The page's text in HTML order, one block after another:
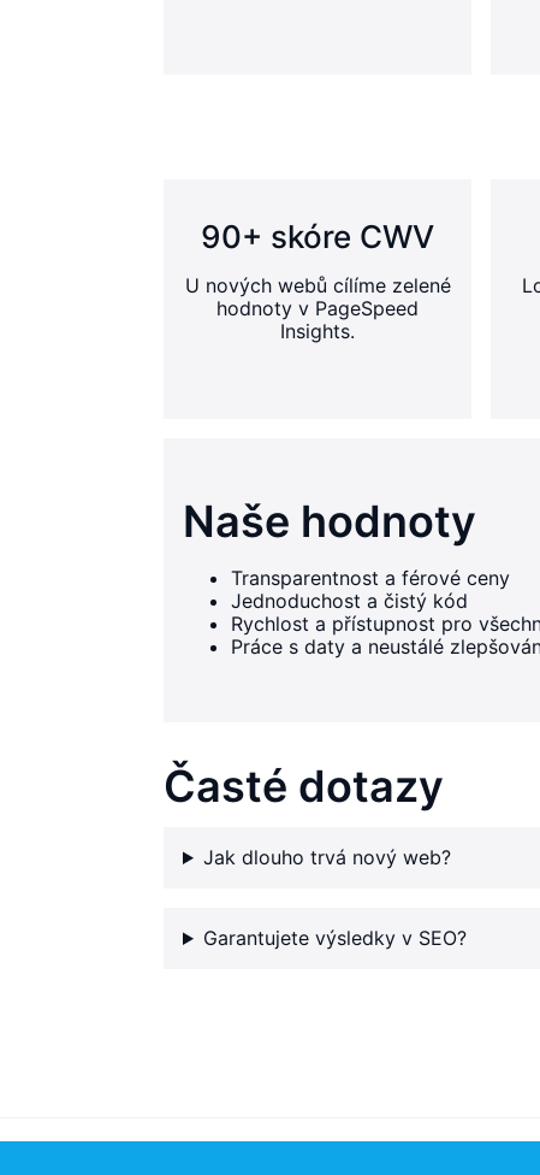
90+ skóre CWV
U nových webů cílíme zelené
hodnoty v PageSpeed
Insights.
Naše hodnoty
Transparentnost a férové ceny
Jednoduchost a čistý kód
Rychlost a přístupnost pro
Práce s daty a neustálé
Časté dotazy
Jak dlouho trvá nový web?
Garantujete výsledky v SEO?